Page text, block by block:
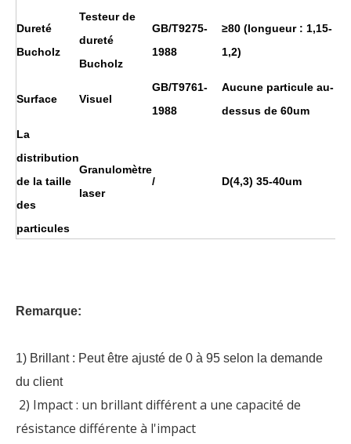
Dureté
Bucholz
Testeur de
dureté
Bucholz
GB/T9275-
1988
≥80 (longueur : 1,15-
1,2)
Surface Visuel
GB/T9761-
1988
Aucune particule au-
dessus de 60um
La
distribution
de la taille
des
particules
Granulomètre
laser
/ D(4,3) 35-40um
Remarque:
1) Brillant : Peut être ajusté de 0 à 95 selon la demande
du client
2) Impact : un brillant différent a une capacité de
résistance différente à l'impact